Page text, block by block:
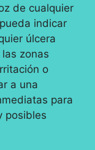
de cualquier
indicar
úlcera
zonas
o
a una
para
posibles